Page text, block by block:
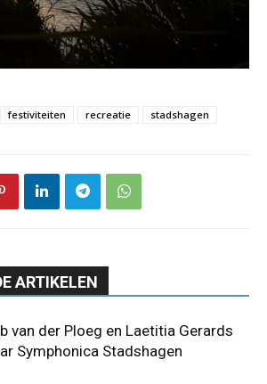
festiviteiten recreatie stadshagen
ARTIKELEN
van der Ploeg en Laetitia Gerards
Symphonica Stadshagen